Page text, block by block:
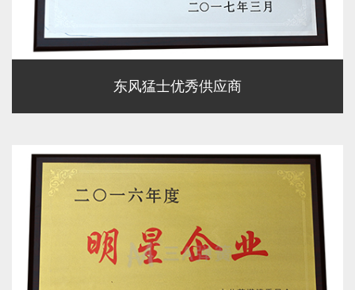
东风猛士优秀供应商